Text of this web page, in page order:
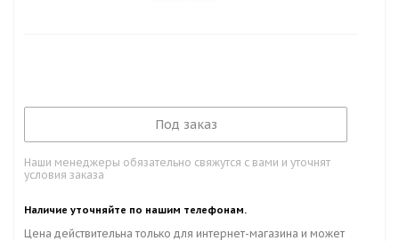
Под заказ
Наши менеджеры обязательно свяжутся с вами и уточнят
условия заказа
Наличие уточняйте по нашим телефонам.
Цена действительна только для интернет-магазина и может